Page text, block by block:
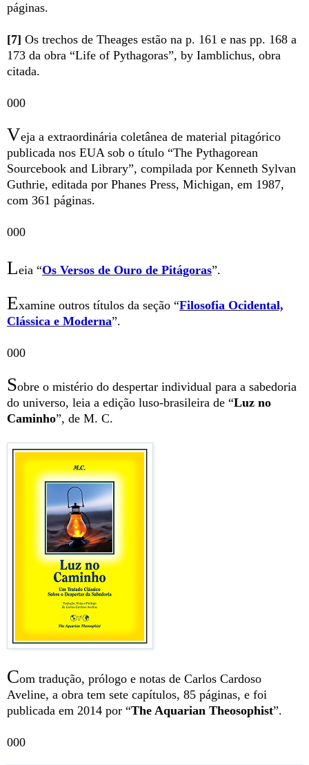
páginas.
[7] Os trechos de Theages estão na p. 161 e nas pp. 168 a
173 da obra “Life of Pythagoras”, by Iamblichus, obra
citada.
000
Veja a extraordinária coletânea de material pitagórico
publicada nos EUA sob o título “The Pythagorean
Sourcebook and Library”, compilada por Kenneth Sylvan
Guthrie, editada por Phanes Press, Michigan, em 1987,
com 361 páginas.
000
Leia “Os Versos de Ouro de Pitágoras”.
Examine outros títulos da seção “Filosofia Ocidental,
Clássica e Moderna”.
000
Sobre o mistério do despertar individual para a sabedoria
do universo, leia a edição luso-brasileira de “Luz no
Caminho”, de M. C.
Com tradução, prólogo e notas de Carlos Cardoso
Aveline, a obra tem sete capítulos, 85 páginas, e foi
publicada em 2014 por “The Aquarian Theosophist”.
000